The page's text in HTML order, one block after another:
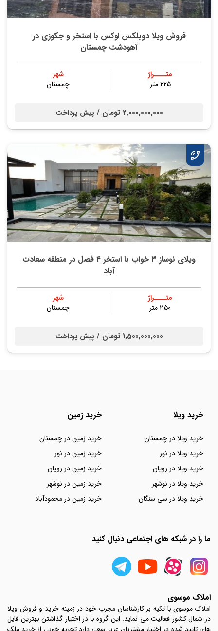
فروش ویلا دوبلکس لوکس با استخر و جکوزی در
آهودشت چمستان
متــــراژ
۲۲۵ متر
شهر
چمستان
2,000,000,000 تومان / پیش پرداخت
ویلای نوساز ۳ خواب با استخر ۴ فصل در منطقه سعادت
آباد
متــــراژ
۳۵۰ متر
شهر
چمستان
1,500,000,000 تومان / پیش پرداخت
خرید ویلا
خرید ویلا در چمستان
خرید ویلا در نور
خرید ویلا در رویان
خرید ویلا در نوشهر
خرید ویلا در سی سنگان
خرید زمین
خرید زمین در چمستان
خرید زمین در نور
خرید زمین در رویان
خرید زمین در نوشهر
خرید زمین در محمودآباد
ما را در شبکه های اجتماعی دنبال کنید
املاک موسوی
املاک موسوی با تکیه بر کارشناسان مجرب خود در زمینه خرید و فروش ویلا
در شمال کشور فعالیت می نماید. این گروه با در اختیار گذاشتن بهترین فایل